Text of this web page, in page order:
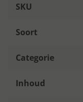
SKU
Soort
Categorie
Inhoud